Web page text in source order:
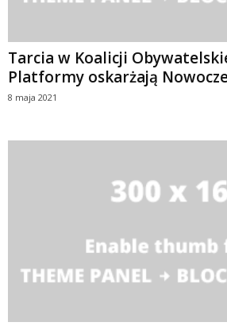
Tarcia w Koalicji
Platformy oskarżają
8 maja 2021